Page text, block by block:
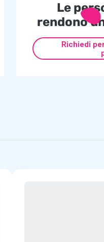
Le
rendono
Richiedi